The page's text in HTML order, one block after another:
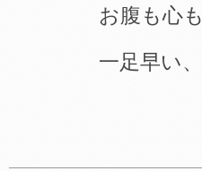
お腹も心
一足早い